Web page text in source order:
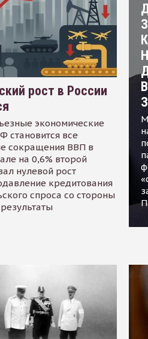
рост в России
экономические
становится все
сокращения ВВП в
на 0,6% второй
нулевой рост
кредитования
спроса со стороны